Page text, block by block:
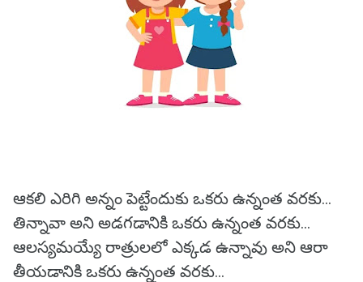
ఆకలి ఎరిగి అన్నం పెట్టేందుకు ఒకరు ఉన్నంత వరకు...
తిన్నావా అని అడగడానికి ఒకరు ఉన్నంత వరకు...
ఆలస్యమయ్యే రాత్రులలో ఎక్కడ ఉన్నావు అని ఆరా
తీయడానికి ఒకరు ఉన్నంత వరకు...